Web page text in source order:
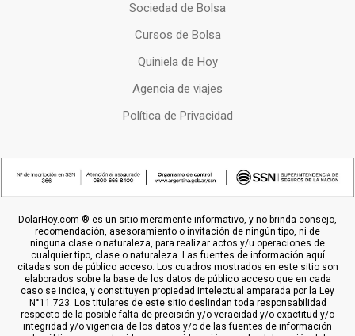
Sociedad de Bolsa
Cursos de Bolsa
Quiniela de Hoy
Agencia de viajes
Política de Privacidad
DolarHoy.com ® es un sitio meramente informativo, y no brinda consejo,
recomendación, asesoramiento o invitación de ningún tipo, ni de
ninguna clase o naturaleza, para realizar actos y/u operaciones de
cualquier tipo, clase o naturaleza. Las fuentes de información aquí
citadas son de público acceso. Los cuadros mostrados en este sitio son
elaborados sobre la base de los datos de público acceso que en cada
caso se indica, y constituyen propiedad intelectual amparada por la Ley
N°11.723. Los titulares de este sitio deslindan toda responsabilidad
respecto de la posible falta de precisión y/o veracidad y/o exactitud y/o
integridad y/o vigencia de los datos y/o de las fuentes de información